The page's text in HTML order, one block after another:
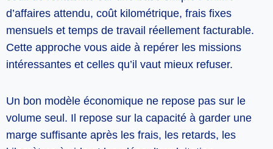
d’affaires attendu, coût kilométrique, frais fixes
mensuels et temps de travail réellement facturable.
Cette approche vous aide à repérer les missions
intéressantes et celles qu’il vaut mieux refuser.
Un bon modèle économique ne repose pas sur le
volume seul. Il repose sur la capacité à garder une
marge suffisante après les frais, les retards, les